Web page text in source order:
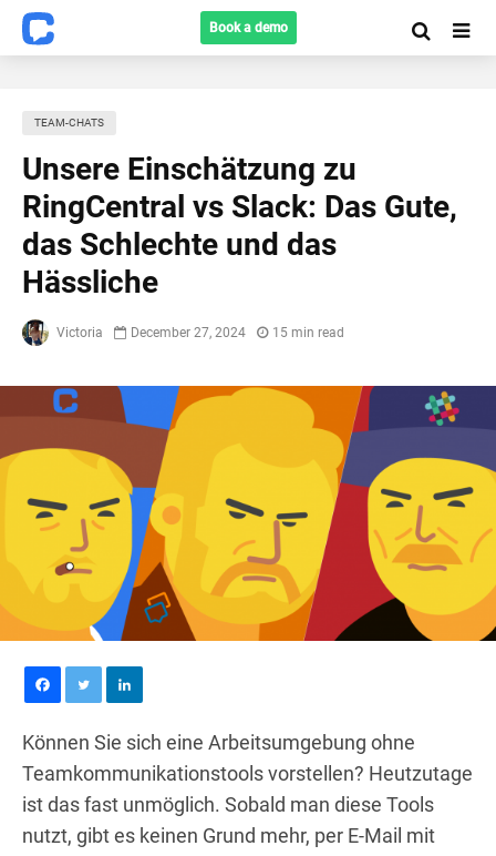
Book a demo
TEAM-CHATS
Unsere Einschätzung zu
RingCentral vs Slack: Das Gute,
das Schlechte und das
Hässliche
Victoria December 27, 2024 15 min read
Können Sie sich eine Arbeitsumgebung ohne
Teamkommunikationstools vorstellen? Heutzutage
ist das fast unmöglich. Sobald man diese Tools
nutzt, gibt es keinen Grund mehr, per E-Mail mit